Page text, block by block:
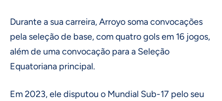
Durante a sua carreira, Arroyo soma convocações
pela seleção de base, com quatro gols em 16 jogos,
além de uma convocação para a Seleção
Equatoriana principal.
Em 2023, ele disputou o Mundial Sub-17 pelo seu